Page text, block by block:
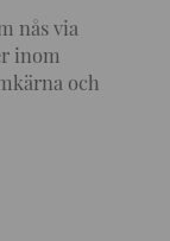
nås via
inom
och